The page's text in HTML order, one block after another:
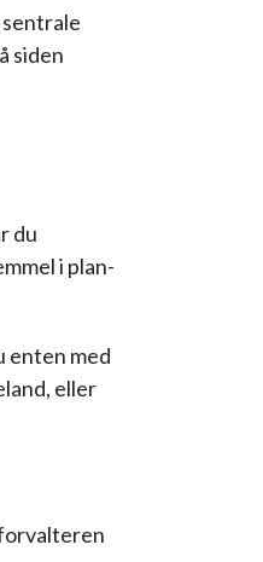
siden
du
i plan-
enten med
eller